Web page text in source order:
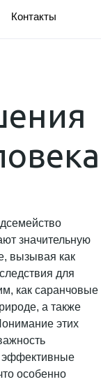
Контакты
значительную
вызывая как
для
как саранчовые
а также
этих
эффективные
особенно